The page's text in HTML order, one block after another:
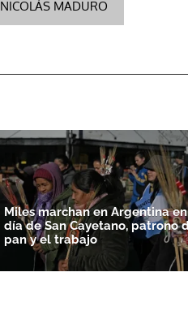
NICOLÁS MADURO
Miles marchan en Argentina
día de San Cayetano, patrono
pan y el trabajo